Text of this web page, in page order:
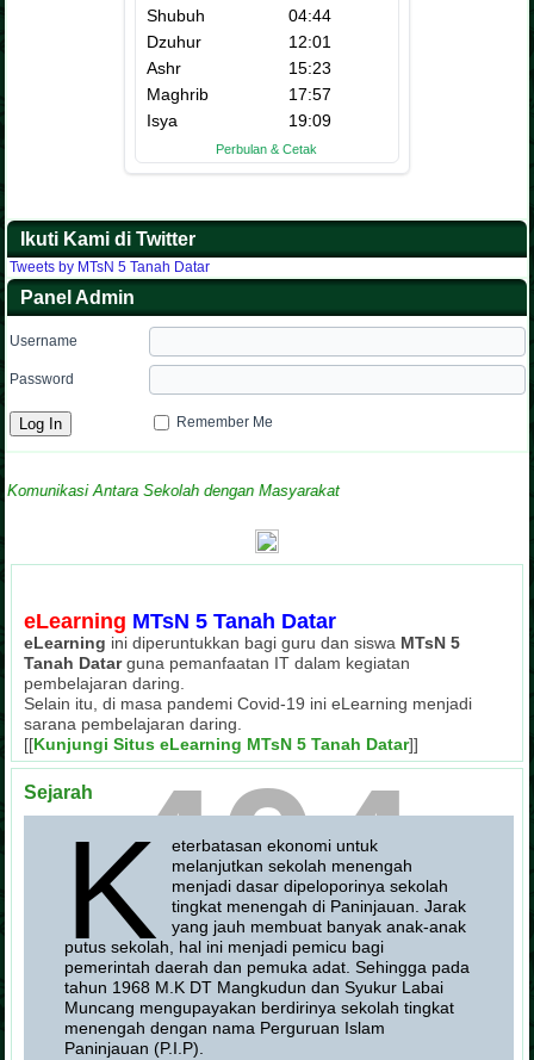
Ikuti Kami di Twitter
Tweets by MTsN 5 Tanah Datar
Panel Admin
Username
Password
Remember Me
Antara Sekolah dengan Masyarakat
eLearning MTsN 5 Tanah Datar
eLearning ini diperuntukkan bagi guru dan siswa MTsN 5
Tanah Datarguna pemanfaatan IT dalam kegiatan
pembelajaran daring.
Selain itu, di masa pandemi Covid-19 ini eLearning menjadi
sarana pembelajaran daring.
[[Kunjungi Situs eLearning MTsN 5 Tanah Datar]]
Sejarah
K
eterbatasan ekonomi untuk
melanjutkan sekolah menengah
menjadi dasar dipeloporinya sekolah
tingkat menengah di Paninjauan. Jarak
yang jauh membuat banyak anak-anak
putus sekolah, hal ini menjadi pemicu bagi
pemerintah daerah dan pemuka adat. Sehingga pada
tahun 1968 M.K DT Mangkudun dan Syukur Labai
Muncang mengupayakan berdirinya sekolah tingkat
menengah dengan nama Perguruan Islam
Paninjauan (P.I.P).
404
Not Found
The resource requested could not be found on this server!